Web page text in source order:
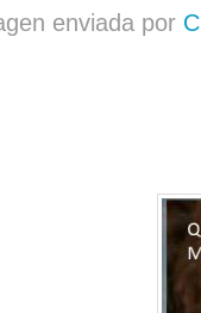
enviada por